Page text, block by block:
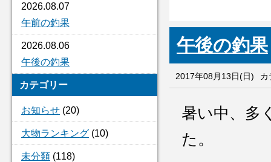
2026.08.07
午前の釣果
2026.08.06
午後の釣果
カテゴリー
お知らせ (20)
大物ランキング (10)
未分類 (118)
午後の釣果
2017年08月13日(日) カ
暑い中、多
た。